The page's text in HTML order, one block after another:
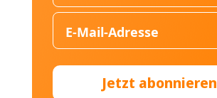
Jetzt abonnieren